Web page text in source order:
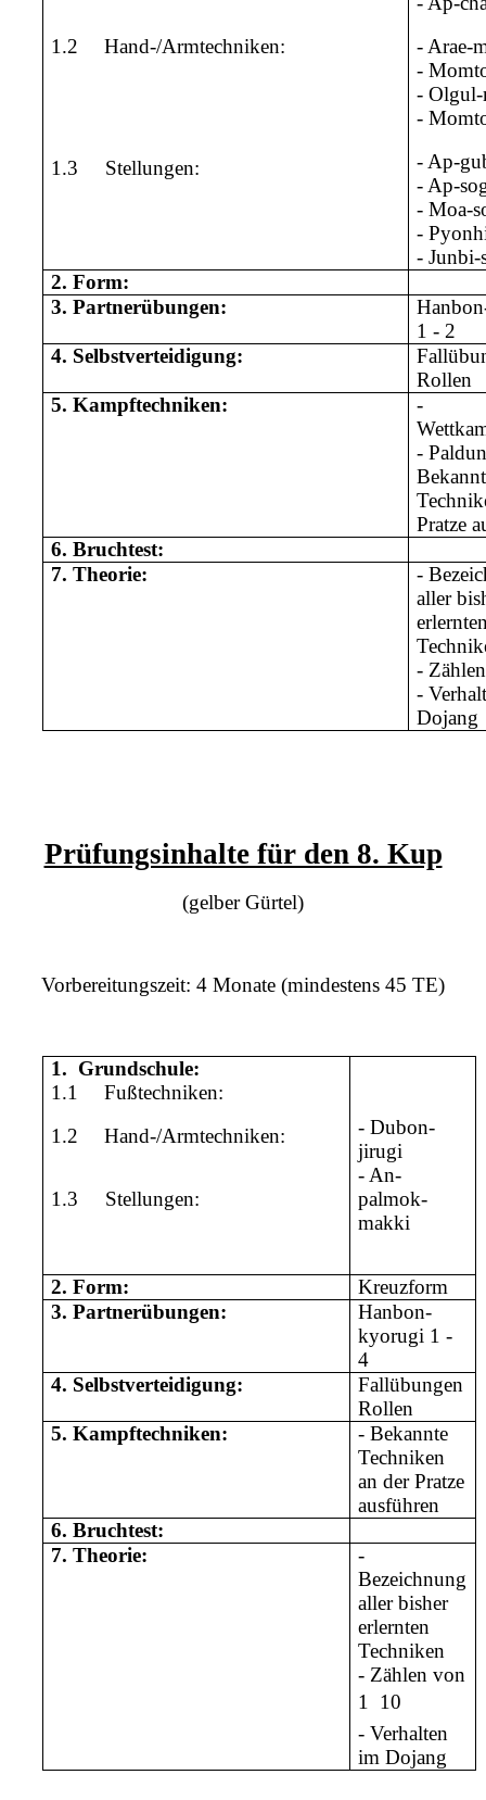
1.2 Hand-/Armtechniken:
1.3 Stellungen:
- Arae-
-
-
-
- Ap-
- Ap-
- Moa-
-
- Junbi-
2. Form:
3. Partnerübungen:
1 - 2
4. Selbstverteidigung:
Rollen
5. Kampftechniken:
-
-
Pratze
6. Bruchtest:
7. Theorie:
-
aller
-
-
Dojang
Prüfungsinhalte für den 8. Kup
(gelber Gürtel)
Vorbereitungszeit: 4 Monate (mindestens 45 TE)
1. Grundschule:
1.1
Fußtechniken:
1.2
Hand-/Armtechniken:
1.3 Stellungen:
- Dubon-
jirugi
- An-
palmok-
makki
2. Form:
Kreuzform
3. Partnerübungen:
Hanbon-
kyorugi 1 -
4
4. Selbstverteidigung:
Fallübungen
Rollen
5. Kampftechniken:
- Bekannte
Techniken
an der Pratze
ausführen
6. Bruchtest:
7. Theorie:
-
Bezeichnung
aller bisher
erlernten
Techniken
- Zählen von
1  10
- Verhalten
im Dojang